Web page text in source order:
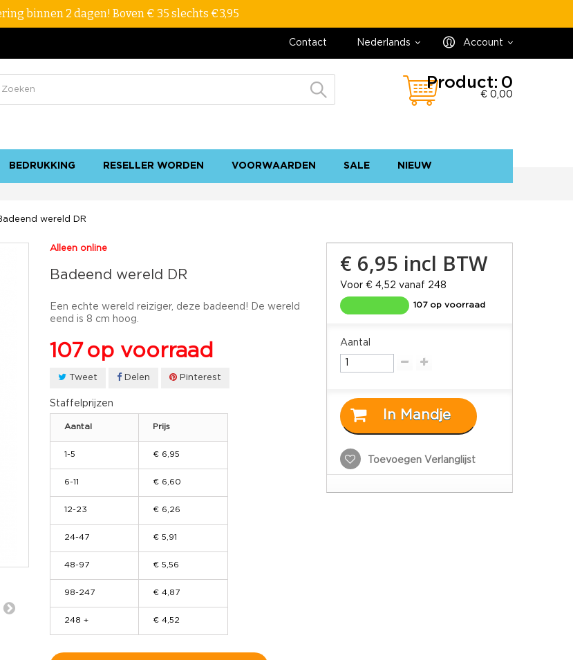
binnen 2 dagen! Boven € 35 slechts €3,95
Account
Nederlands
Contact
Product: 0
€ 0,00
BEDRUKKING RESELLER WORDEN VOORWAARDEN SALE NIEUW
wereld DR
Alleen online
Badeend wereld DR
Een echte wereld reiziger, deze badeend! De wereld
eend is 8 cm hoog.
107 op voorraad
Tweet Delen Pinterest
Staffelprijzen
Aantal Prijs
1-5 € 6,95
6-11 € 6,60
12-23 € 6,26
24-47 € 5,91
48-97 € 5,56
98-247 € 4,87
248 + € 4,52
€ 6,95 incl BTW
Voor € 4,52 vanaf 248
107 op voorraad
Aantal
In Mandje
Toevoegen Verlanglijst